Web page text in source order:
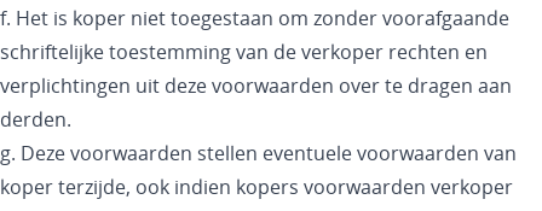
f. Het is koper niet toegestaan om zonder voorafgaande
schriftelijke toestemming van de verkoper rechten en
verplichtingen uit deze voorwaarden over te dragen aan
derden.
g. Deze voorwaarden stellen eventuele voorwaarden van
koper terzijde, ook indien kopers voorwaarden verkoper